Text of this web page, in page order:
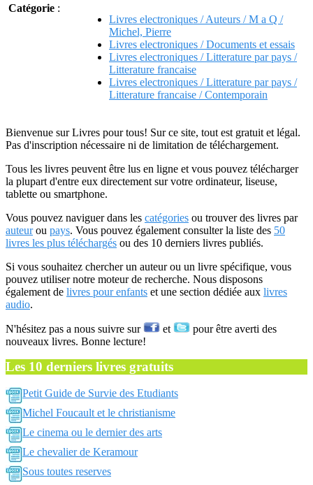
Catégorie :
Livres electroniques / Auteurs / M a Q /
Michel, Pierre
Livres electroniques / Documents et essais
Livres electroniques / Litterature par pays /
Litterature francaise
Livres electroniques / Litterature par pays /
Litterature francaise / Contemporain
Bienvenue sur Livres pour tous! Sur ce site, tout est gratuit et légal.
Pas d'inscription nécessaire ni de limitation de téléchargement.
Tous les livres peuvent être lus en ligne et vous pouvez télécharger
la plupart d'entre eux directement sur votre ordinateur, liseuse,
tablette ou smartphone.
Vous pouvez naviguer dans les catégories ou trouver des livres par
auteurou pays. Vous pouvez également consulter la liste des 50
livres les plus téléchargés ou des 10 derniers livres publiés.
Si vous souhaitez chercher un auteur ou un livre spécifique, vous
pouvez utiliser notre moteur de recherche. Nous disposons
également de livres pour enfants et une section dédiée aux livres
audio.
N'hésitez pas a nous suivre sur et
pour être averti des
nouveaux livres. Bonne lecture!
Les 10 derniers livres gratuits
Petit Guide de Survie des Etudiants
Michel Foucault et le christianisme
Le cinema ou le dernier des arts
Le chevalier de Keramour
Sous toutes reserves